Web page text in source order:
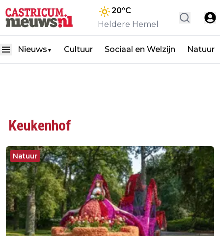
20°C
Heldere Hemel
Nieuws ▼ Cultuur Sociaal en Welzijn Natuur
Keukenhof
Natuur